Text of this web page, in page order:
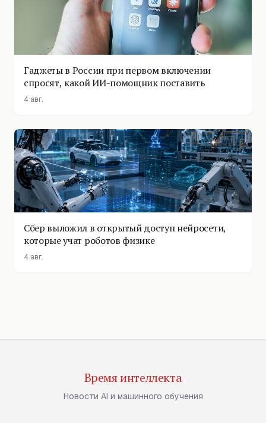
Гаджеты в России при первом включении
спросят, какой ИИ-помощник поставить
4 авг.
Сбер выложил в открытый доступ нейросети,
которые учат роботов физике
4 авг.
Время интеллекта
Новости AI и машинного обучения